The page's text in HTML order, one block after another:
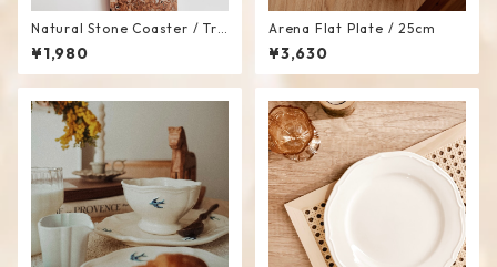
Natural Stone Coaster / Tra
y
¥1,980
Arena Flat Plate / 25cm
¥3,630